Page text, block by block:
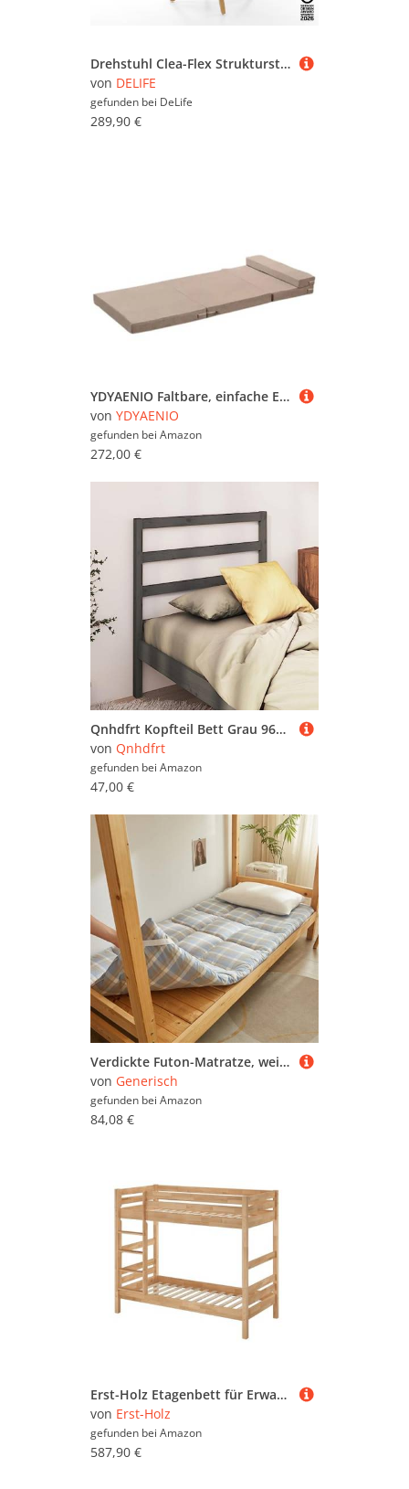
Drehstuhl Clea-Flex Strukturstoff Soft Taupe Holzgestell kantig Natur 360° drehbar
von DELIFE
gefunden bei DeLife
289,90 €
YDYAENIO Faltbare, einfache Einzelmatratze, Boden-Memory-Schaum, verdickte Tatami-Yogamatte, geeignet for die Mittagspause im Büro und for Schlafen für Reisen, Camping(Khaki,120x200x5cm)
von YDYAENIO
gefunden bei Amazon
272,00 €
Qnhdfrt Kopfteil Bett Grau 96x4x100 cm Massivholz Kiefer Modernes Design Robustes Rückenlehne für Schlafzimmer Wohnung Jugendzimmer
von Qnhdfrt
gefunden bei Amazon
47,00 €
Verdickte Futon-Matratze, weiche, faltbare Bodenmatratze für Wohnzimmer, Reisen und Außenbereich, tragbar, Multi-Szenen-Komfort
von Generisch
gefunden bei Amazon
84,08 €
Erst-Holz Etagenbett für Erwachsene Stockbett Buche Natur massiv 90x200 Hochbett mit 2 Rollroste 60.17-09
von Erst-Holz
gefunden bei Amazon
587,90 €